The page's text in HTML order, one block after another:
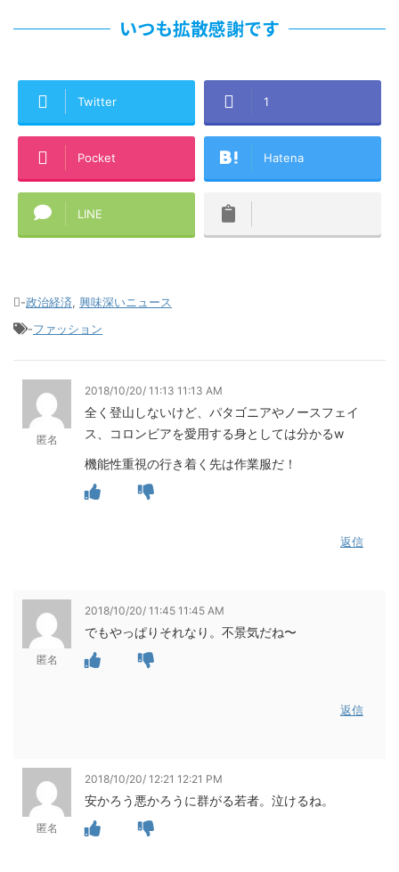
いつも拡散感謝です
Twitter 1
Pocket Hatena
LINE
-政治経済, 興味深いニュース
-ファッション
匿名
2018/10/20/ 11:13 11:13 AM
全く登山しないけど、パタゴニアやノースフェイ
ス、コロンビアを愛用する身としては分かるw
機能性重視の行き着く先は作業服だ！
返信
匿名
2018/10/20/ 11:45 11:45 AM
でもやっぱりそれなり。不景気だね〜
返信
匿名
2018/10/20/ 12:21 12:21 PM
安かろう悪かろうに群がる若者。泣けるね。